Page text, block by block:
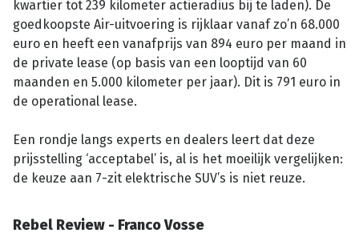
kwartier tot 239 kilometer actieradius bij te laden). De
goedkoopste Air-uitvoering is rijklaar vanaf zo’n 68.000
euro en heeft een vanafprijs van 894 euro per maand in
de private lease (op basis van een looptijd van 60
maanden en 5.000 kilometer per jaar). Dit is 791 euro in
de operational lease.
Een rondje langs experts en dealers leert dat deze
prijsstelling ‘acceptabel’ is, al is het moeilijk vergelijken:
de keuze aan 7-zit elektrische SUV’s is niet reuze.
Rebel Review - Franco Vosse